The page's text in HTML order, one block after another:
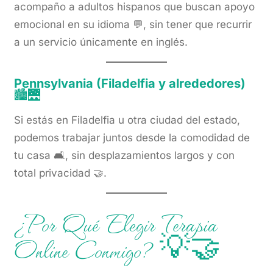
acompaño a adultos hispanos que buscan apoyo
emocional en su idioma 💬, sin tener que recurrir
a un servicio únicamente en inglés.
Pennsylvania (Filadelfia y alrededores)
🏙️🌉
Si estás en Filadelfia u otra ciudad del estado,
podemos trabajar juntos desde la comodidad de
tu casa 🛋️, sin desplazamientos largos y con
total privacidad 🤝.
¿Por Qué Elegir Terapia
Online Conmigo? 💡🤝